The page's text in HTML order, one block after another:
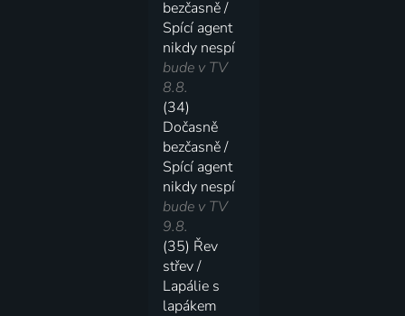
bezčasně /
Spící agent
nikdy nespí
bude v TV
8.8.
(34)
Dočasně
bezčasně /
Spící agent
nikdy nespí
bude v TV
9.8.
(35) Řev
střev /
Lapálie s
lapákem